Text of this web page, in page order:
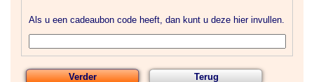
Als u een cadeaubon code heeft, dan kunt u deze hier invullen.